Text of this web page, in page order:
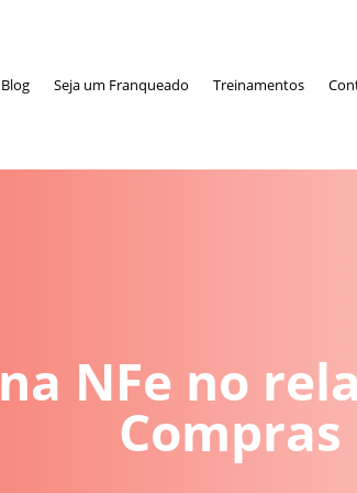
Blog Seja um Franqueado Treinamentos
NFe no
Compras